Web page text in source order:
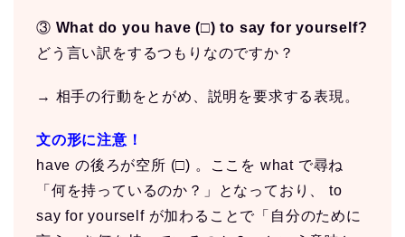
③ What do you have (□) to say for yourself?
どう言い訳をするつもりなのですか？
→ 相手の行動をとがめ、説明を要求する表現。
文の形に注意！
have の後ろが空所 (□) 。ここを what で尋ね
「何を持っているのか？」となっており、 to
say for yourself が加わることで「自分のために